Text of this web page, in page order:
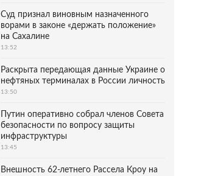
Суд признал виновным назначенного
ворами в законе «держать положение»
на Сахалине
13:52
Раскрыта передающая данные Украине о
нефтяных терминалах в России личность
13:50
Путин оперативно собрал членов Совета
безопасности по вопросу защиты
инфраструктуры
13:45
Внешность 62-летнего Рассела Кроу на